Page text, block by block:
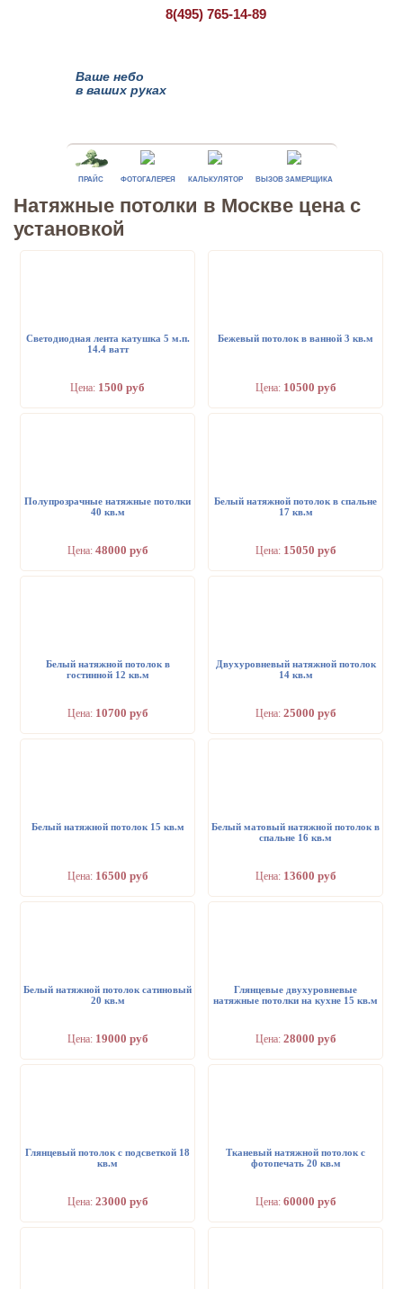
8(495) 765-14-89
Ваше небо
в ваших руках
ПРАЙС ФОТОГАЛЕРЕЯ КАЛЬКУЛЯТОР ВЫЗОВ ЗАМЕРЩИКА
Натяжные потолки в Москве цена с
установкой
Светодиодная лента катушка 5 м.п.
14.4 ватт
Цена: 1500 руб
Бежевый потолок в ванной 3 кв.м
Цена: 10500 руб
Полупрозрачные натяжные потолки
40 кв.м
Цена: 48000 руб
Белый натяжной потолок в спальне
17 кв.м
Цена: 15050 руб
Белый натяжной потолок в
гостинной 12 кв.м
Цена: 10700 руб
Двухуровневый натяжной потолок
14 кв.м
Цена: 25000 руб
Белый натяжной потолок 15 кв.м
Цена: 16500 руб
Белый матовый натяжной потолок в
спальне 16 кв.м
Цена: 13600 руб
Белый натяжной потолок сатиновый
20 кв.м
Цена: 19000 руб
Глянцевые двухуровневые
натяжные потолки на кухне 15 кв.м
Цена: 28000 руб
Глянцевый потолок с подсветкой 18
кв.м
Цена: 23000 руб
Тканевый натяжной потолок с
фотопечать 20 кв.м
Цена: 60000 руб